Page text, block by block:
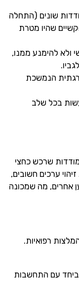
שונים (התחלה
שהיו מטרת
ולא להימנע ממנו,
הנמשכת
בכל שלב
שרכש כחצי
ערכים חשובים,
אחרים, מה שמכונה
רפואיות.
עם התחשבות